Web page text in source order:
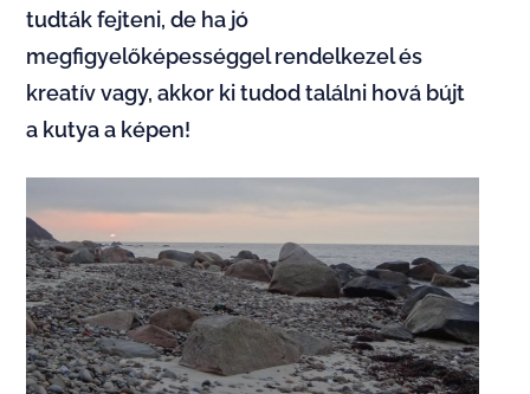
tudták fejteni, de ha jó
megfigyelőképességgel rendelkezel és
kreatív vagy, akkor ki tudod találni hová bújt
a kutya a képen!